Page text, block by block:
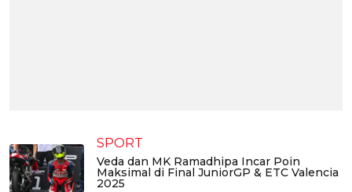
SPORT
Veda dan MK Ramadhipa Incar Poin
Maksimal di Final JuniorGP & ETC Valencia
2025